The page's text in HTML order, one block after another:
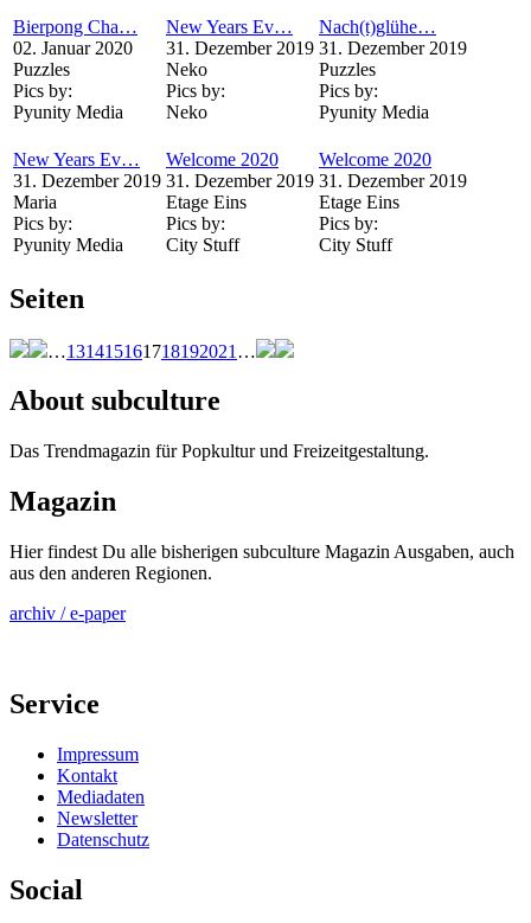
Bierpong Cha…
02. Januar 2020
Puzzles
Pics by:
Pyunity Media
New Years Ev…
31. Dezember 2019
Neko
Pics by:
Neko
Nach(t)glühe…
31. Dezember 2019
Puzzles
Pics by:
Pyunity Media
New Years Ev…
31. Dezember 2019
Maria
Pics by:
Pyunity Media
Welcome 2020
31. Dezember 2019
Etage Eins
Pics by:
City Stuff
Welcome 2020
31. Dezember 2019
Etage Eins
Pics by:
City Stuff
Seiten
…131415161718192021 …
About subculture
Das Trendmagazin für Popkultur und Freizeitgestaltung.
Magazin
Hier findest Du alle bisherigen subculture Magazin Ausgaben, auch
aus den anderen Regionen.
archiv / e-paper
Service
Impressum
Kontakt
Mediadaten
Newsletter
Datenschutz
Social